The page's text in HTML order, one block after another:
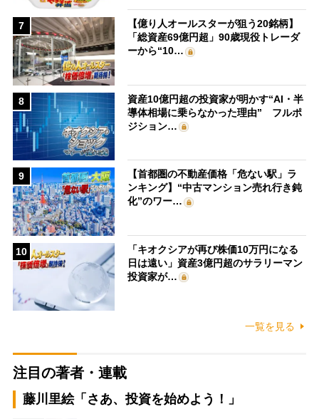
7
【億り人オールスターが狙う20銘柄】
「総資産69億円超」90歳現役トレーダ
ーから“10…
8
資産10億円超の投資家が明かす“AI・半
導体相場に乗らなかった理由” フルポ
ジション…
9
【首都圏の不動産価格「危ない駅」ラ
ンキング】“中古マンション売れ行き鈍
化”のワー…
10
「キオクシアが再び株価10万円になる
日は遠い」資産3億円超のサラリーマン
投資家が…
一覧を見る
注目の著者・連載
藤川里絵「さあ、投資を始めよう！」